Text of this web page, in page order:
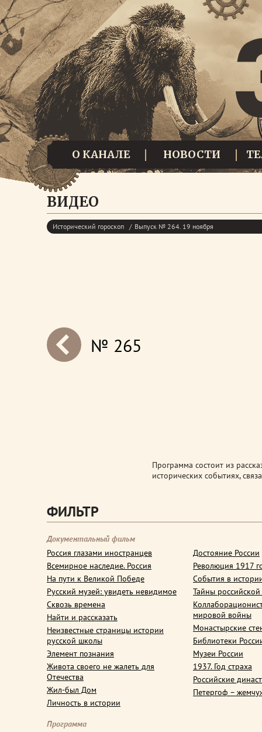
О КАНАЛЕ НОВОСТИ
ВИДЕО
Исторический гороскоп Выпуск № 264. 19 ноября
next№ 265
Программа состоит из
исторических событиях,
ФИЛЬТР
Документальный фильм
Россия глазами иностранцев
Всемирное наследие. Россия
На пути к Великой Победе
Русский музей: увидеть невидимое
Сквозь времена
Найти и рассказать
Неизвестные страницы истории
русской школы
Элемент познания
Живота своего не жалеть для
Отечества
Жил-был Дом
Личность в истории
Достояние России
Революция 1917
События в
Тайны
мировой войны
Монастырские
Библиотеки
Музеи России
1937. Год страха
Российские
Петергоф –
Программа